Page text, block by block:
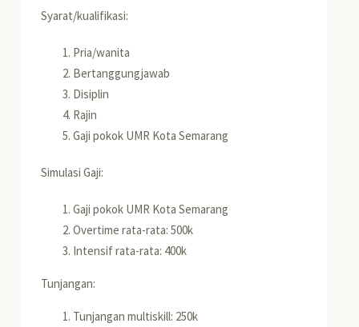
Syarat/kualifikasi:
Pria/wanita
Bertanggungjawab
Disiplin
Rajin
Gaji pokok UMR Kota Semarang
Simulasi Gaji:
Gaji pokok UMR Kota Semarang
Overtime rata-rata: 500k
Intensif rata-rata: 400k
Tunjangan:
Tunjangan multiskill: 250k